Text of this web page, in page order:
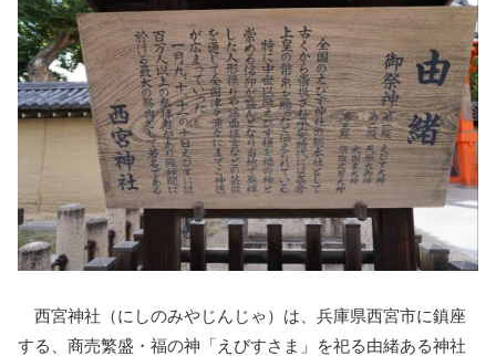
西宮神社（にしのみやじんじゃ）は、兵庫県西宮市に鎮座
する、商売繁盛・福の神「えびすさま」を祀る由緒ある神社